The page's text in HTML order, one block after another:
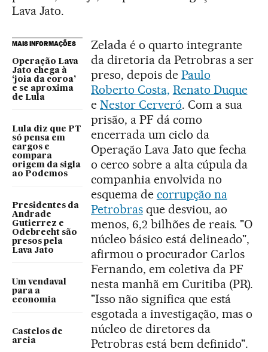
Lava Jato.
MAIS INFORMAÇÕES
Operação Lava
Jato chega à
‘joia da coroa’
e se aproxima
de Lula
Lula diz que PT
só pensa em
cargos e
compara
origem da sigla
ao Podemos
Presidentes da
Andrade
Gutierrez e
Odebrecht são
presos pela
Lava Jato
Um vendaval
para a
economia
Castelos de
areia
Zelada é o quarto integrante
da diretoria da Petrobras a ser
preso, depois de Paulo
Roberto Costa, Renato Duque
e Nestor Cerveró. Com a sua
prisão, a PF dá como
encerrada um ciclo da
Operação Lava Jato que fecha
o cerco sobre a alta cúpula da
companhia envolvida no
esquema de corrupção na
Petrobrasque desviou, ao
menos, 6,2 bilhões de reais. "O
núcleo básico está delineado",
afirmou o procurador Carlos
Fernando, em coletiva da PF
nesta manhã em Curitiba (PR).
"Isso não significa que está
esgotada a investigação, mas o
núcleo de diretores da
Petrobras está bem definido".